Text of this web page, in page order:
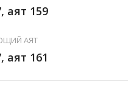
аят 159
АЯТ
аят 161